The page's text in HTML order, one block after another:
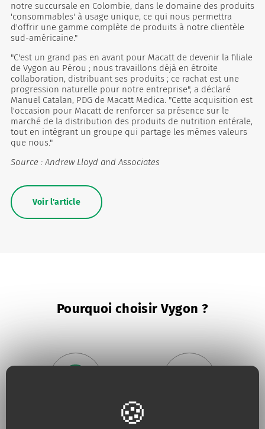
notre succursale en Colombie, dans le domaine des produits
'consommables' à usage unique, ce qui nous permettra
d'offrir une gamme complète de produits à notre clientèle
sud-américaine."
"C'est un grand pas en avant pour Macatt de devenir la filiale
de Vygon au Pérou ; nous travaillons déjà en étroite
collaboration, distribuant ses produits ; ce rachat est une
progression naturelle pour notre entreprise", a déclaré
Manuel Catalan, PDG de Macatt Medica. "Cette acquisition est
l'occasion pour Macatt de renforcer sa présence sur le
marché de la distribution des produits de nutrition entérale,
tout en intégrant un groupe qui partage les mêmes valeurs
que nous."
Source : Andrew Lloyd and Associates
Voir l'article
Pourquoi choisir Vygon ?
Parce que nous cultivons la
Parce que